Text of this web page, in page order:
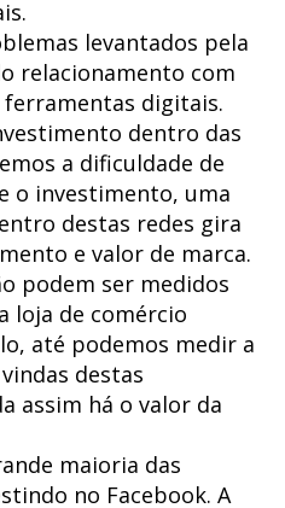
levantados pela
relacionamento com
digitais.
dentro das
a dificuldade de
o investimento, uma
destas redes gira
e valor de marca.
podem ser medidos
loja de comércio
até podemos medir a
destas
assim há o valor da
maioria das
no Facebook. A